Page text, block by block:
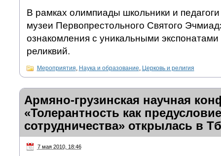
В рамках олимпиады школьники и педагоги
музеи Первопрестольного Святого
ознакомления с уникальными
реликвий.
Мероприятия, Наука и образование, Церковь и религия
Армяно-грузинская научная
«Толерантность как
сотрудничества» открылась в
7 мая 2010, 18:46